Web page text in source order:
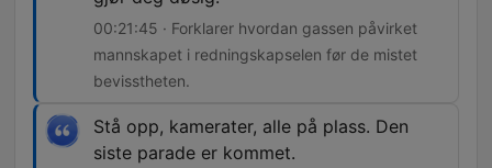
00:21:45 · Forklarer hvordan gassen påvirket
mannskapet i redningskapselen før de mistet
bevisstheten.
Stå opp, kamerater, alle på plass. Den
siste parade er kommet.